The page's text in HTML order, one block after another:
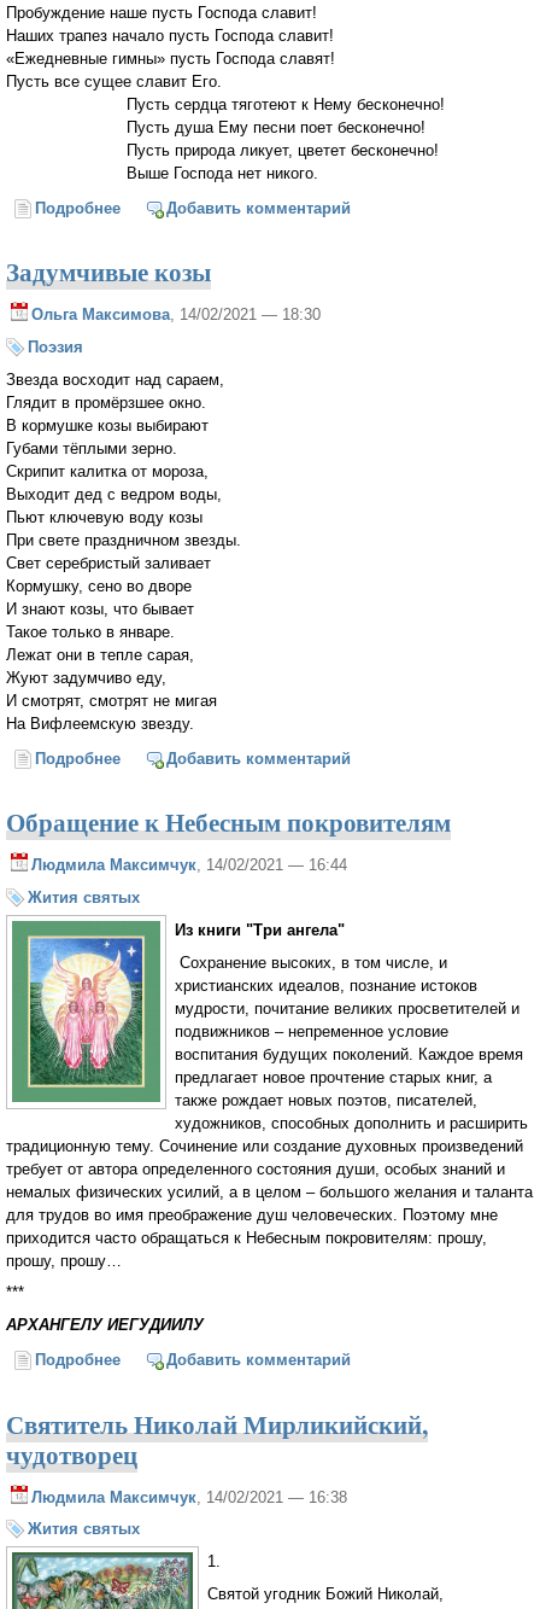
Пробуждение наше пусть Господа славит!
Наших трапез начало пусть Господа славит!
«Ежедневные гимны» пусть Господа славят!
Пусть все сущее славит Его.
Пусть сердца тяготеют к Нему бесконечно!
Пусть душа Ему песни поет бесконечно!
Пусть природа ликует, цветет бесконечно!
Выше Господа нет никого.
Подробнее о Римскому христианскому поэту Аврелию
Добавить комментарий
Задумчивые козы
Ольга Максимова, 14/02/2021 — 18:30
Поэзия
Звезда восходит над сараем,
Глядит в промёрзшее окно.
В кормушке козы выбирают
Губами тёплыми зерно.
Скрипит калитка от мороза,
Выходит дед с ведром воды,
Пьют ключевую воду козы
При свете праздничном звезды.
Свет серебристый заливает
Кормушку, сено во дворе
И знают козы, что бывает
Такое только в январе.
Лежат они в тепле сарая,
Жуют задумчиво еду,
И смотрят, смотрят не мигая
На Вифлеемскую звезду.
Подробнее о Задумчивые козы
Добавить комментарий
Обращение к Небесным покровителям
Людмила Максимчук, 14/02/2021 — 16:44
Жития святых
Из книги "Три ангела"
Сохранение высоких, в том числе, и
христианских идеалов, познание истоков
мудрости, почитание великих просветителей и
подвижников – непременное условие
воспитания будущих поколений. Каждое время
предлагает новое прочтение старых книг, а
также рождает новых поэтов, писателей,
художников, способных дополнить и расширить
традиционную тему. Сочинение или создание духовных произведений
требует от автора определенного состояния души, особых знаний и
немалых физических усилий, а в целом – большого желания и таланта
для трудов во имя преображение душ человеческих. Поэтому мне
приходится часто обращаться к Небесным покровителям: прошу,
прошу, прошу…
***
АРХАНГЕЛУ ИЕГУДИИЛУ
Подробнее о Обращение к Небесным покровителям
Добавить комментарий
Святитель Николай Мирликийский,
чудотворец
Людмила Максимчук , 14/02/2021 — 16:38
Жития святых
1.
Святой угодник Божий Николай,